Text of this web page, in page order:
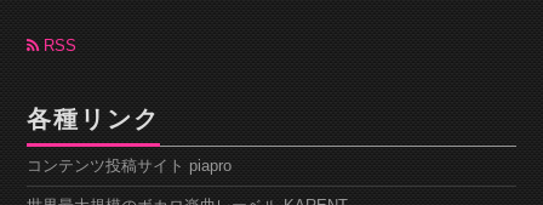
ブ RSS
各種リンク
コンテンツ投稿サイト piapro